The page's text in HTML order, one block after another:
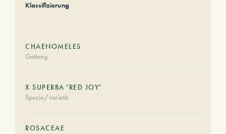
Klassifizierung
CHAENOMELES
Gattung
X SUPERBA 'RED JOY'
Specie/varietà
ROSACEAE